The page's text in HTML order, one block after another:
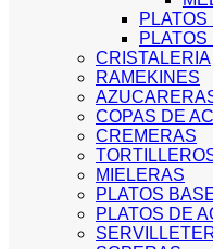
CRISTALERIA
RAMEKINES
COPAS DE
CREMERAS
MIELERAS
PLATOS
PLATOS DE